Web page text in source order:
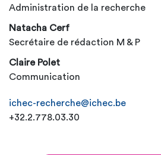
Administration de la recherche
Natacha Cerf
Secrétaire de rédaction M & P
Claire Polet
Communication
ichec-recherche@ichec.be
+32.2.778.03.30